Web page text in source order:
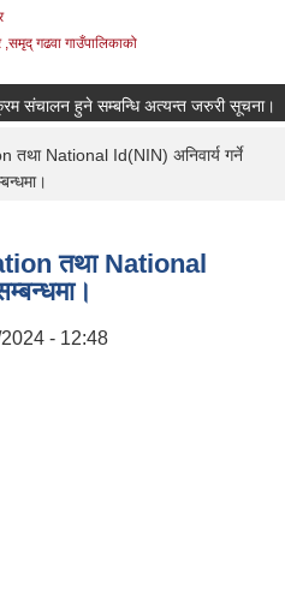
,समृद् गढवा गाउँपालिकाको
संचालन हुने सम्बन्धि अत्यन्त जरुरी सूचना।
National Id(NIN) अनिवार्य गर्ने
तथा National
- 12:48